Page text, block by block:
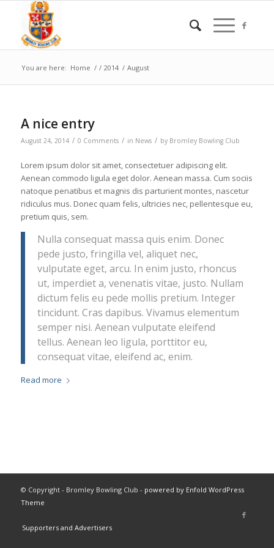
You are here: Home / / 2014 / August
A nice entry
August 24, 2014 / 0 Comments / in News / by Bromley Bowling Club
Lorem ipsum dolor sit amet, consectetuer adipiscing elit.
Aenean commodo ligula eget dolor. Aenean massa. Cum sociis
natoque penatibus et magnis dis parturient montes, nascetur
ridiculus mus. Donec quam felis, ultricies nec, pellentesque eu,
pretium quis, sem.
Nulla consequat massa quis enim. Donec
pede justo, fringilla vel, aliquet nec,
vulputate eget, arcu. In enim justo, rhoncus
ut, imperdiet a, venenatis vitae, justo. Nullam
dictum felis eu pede mollis pretium. Integer
tincidunt. Cras dapibus. Vivamus elementum
semper nisi. Aenean vulputate eleifend
tellus. Aenean leo ligula, porttitor eu,
consequat vitae, eleifend ac, enim.
Read more
© Copyright - Bromley Bowling Club - powered by Enfold WordPress
Theme
Supporters and Advertisers